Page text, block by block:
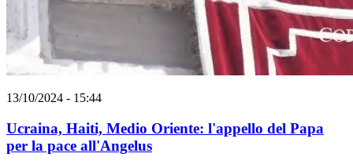
13/10/2024 - 15:44
Ucraina, Haiti, Medio Oriente: l'appello del Papa
per la pace all'Angelus